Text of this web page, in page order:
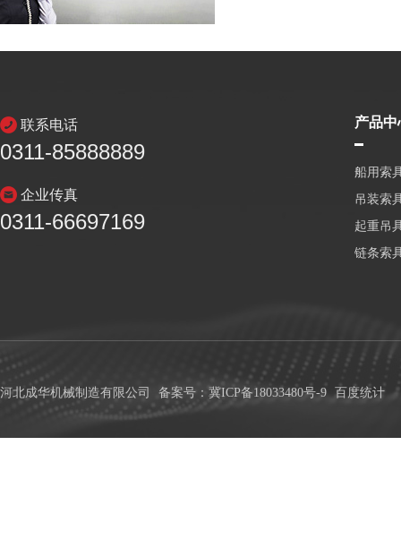
联系电话
0311-85888889
企业传真
0311-66697169
产品中
船用索
吊装索
起重吊
链条索
河北成华机械制造有限公司 备案号：冀ICP备18033480号-9 百度统计